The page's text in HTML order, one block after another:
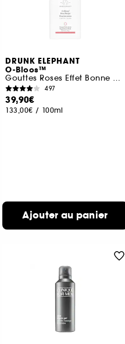
DRUNK ELEPHANT
O-Bloos™
Gouttes Roses Effet Bonne Mine
497
39,90€
133,00€ / 100ml
Ajouter au panier